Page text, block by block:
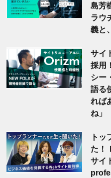
島芳
ラウ
義と
サイ
採用
シー
語る
れば
ね」
トッ
た！
サイ